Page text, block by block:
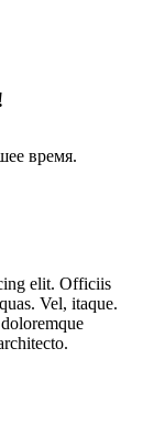
время.
elit. Officiis
Vel, itaque.